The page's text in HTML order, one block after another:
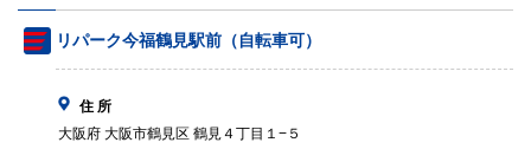
リパーク今福鶴見駅前（自転車可）
住 所
大阪府 大阪市鶴見区 鶴見４丁目１−５